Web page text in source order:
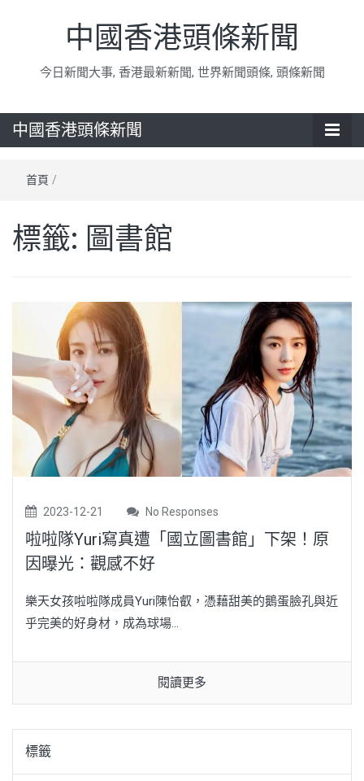
中國香港頭條新聞
今日新聞大事, 香港最新新聞, 世界新聞頭條, 頭條新聞
中國香港頭條新聞
首頁 /
標籤: 圖書館
2023-12-21 No Responses
啦啦隊Yuri寫真遭「國立圖書館」下架！原
因曝光：觀感不好
樂天女孩啦啦隊成員Yuri陳怡叡，憑藉甜美的鵝蛋臉孔與近
乎完美的好身材，成為球場...
閱讀更多
標籤